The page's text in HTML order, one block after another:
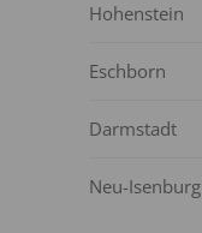
Hohenstein
Eschborn
Darmstadt
Neu-Isenburg